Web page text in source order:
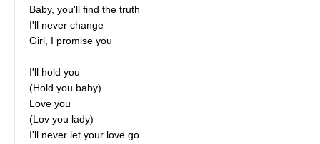
Baby, you'll find the truth
I'll never change
Girl, I promise you
I'll hold you
(Hold you baby)
Love you
(Lov you lady)
I'll never let your love go